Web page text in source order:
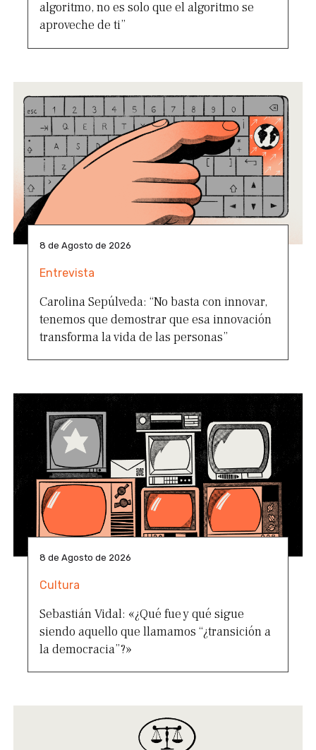
algoritmo, no es solo que el algoritmo se
aproveche de ti”
8 de Agosto de 2026
Entrevista
Carolina Sepúlveda: “No basta con innovar,
tenemos que demostrar que esa innovación
transforma la vida de las personas”
8 de Agosto de 2026
Cultura
Sebastián Vidal: «¿Qué fue y qué sigue
siendo aquello que llamamos “¿transición a
la democracia”?»